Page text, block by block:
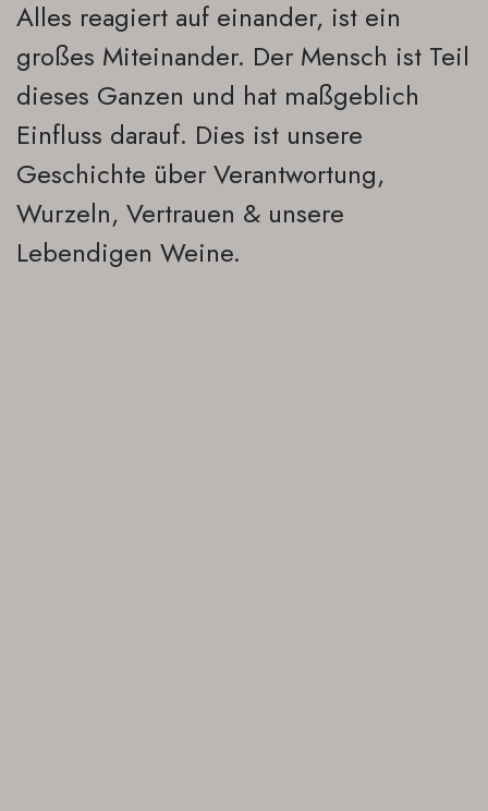
Alles reagiert auf einander, ist ein
großes Miteinander. Der Mensch ist Teil
dieses Ganzen und hat maßgeblich
Einfluss darauf. Dies ist unsere
Geschichte über Verantwortung,
Wurzeln, Vertrauen & unsere
Lebendigen Weine.